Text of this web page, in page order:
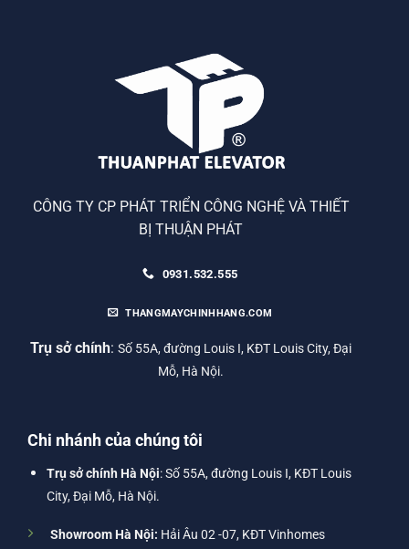
CÔNG TY CP PHÁT TRIỂN CÔNG NGHỆ VÀ THIẾT
BỊ THUẬN PHÁT
0931.532.555
THANGMAYCHINHHANG.COM
Trụ sở chính: Số 55A, đường Louis I, KĐT Louis City, Đại
Mỗ, Hà Nội.
Chi nhánh của chúng tôi
Trụ sở chính Hà Nội: Số 55A, đường Louis I, KĐT Louis
City, Đại Mỗ, Hà Nội.
Showroom Hà Nội: Hải Âu 02 -07, KĐT Vinhomes